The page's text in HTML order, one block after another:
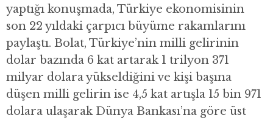
yaptığı konuşmada, Türkiye ekonomisinin
son 22 yıldaki çarpıcı büyüme rakamlarını
paylaştı. Bolat, Türkiye’nin milli gelirinin
dolar bazında 6 kat artarak 1 trilyon 371
milyar dolara yükseldiğini ve kişi başına
düşen milli gelirin ise 4,5 kat artışla 15 bin 971
dolara ulaşarak Dünya Bankası’na göre üst